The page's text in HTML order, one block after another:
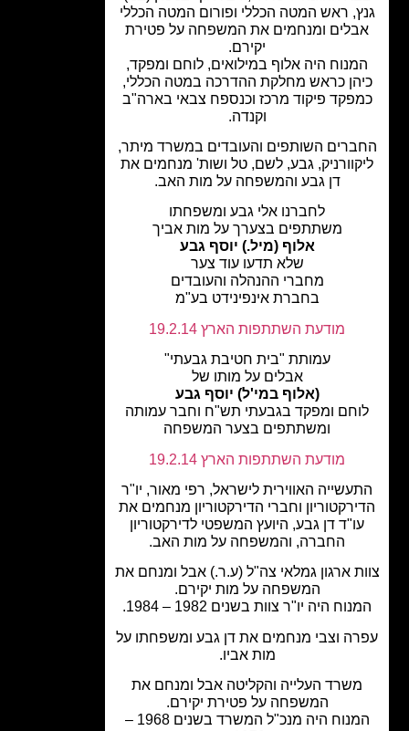
ראש המטה הכללי ופורום המטה הכללי
ומנחמים את המשפחה על פטירת
היה אלוף במילואים, לוחם ומפקד,
כראש מחלקת ההדרכה במטה הכללי,
פיקוד מרכז וכנספח צבאי בארה"ב
השותפים והעובדים במשרד מיתר,
גבע, לשם, טל ושות' מנחמים את
דן גבע והמשפחה על מות האב.
לחברנו אלי גבע ומשפחתו
משתתפים בצערך על מות אביך
אלוף (מיל.) יוסף גבע
שלא תדעו עוד צער
מחברי ההנהלה והעובדים
בחברת אינפינידט בע"מ
מודעת השתתפות הארץ 19.2.14
עמותת "בית חטיבת גבעתי"
אבלים על מותו של
(אלוף במי'ל) יוסף גבע
ומפקד בגבעתי תש"ח וחבר עמותה
ומשתתפים בצער המשפחה
מודעת השתתפות הארץ 19.2.14
האווירית לישראל, רפי מאור, יו"ר
וחברי הדירקטוריון מנחמים את
דן גבע, היועץ המשפטי לדירקטוריון
החברה, והמשפחה על מות האב.
ארגון גמלאי צה"ל (ע.ר.) אבל ומנחם את
המשפחה על מות יקירם.
היה יו"ר צוות בשנים 1982 – 1984.
וצבי מנחמים את דן גבע ומשפחתו על
מות אביו.
העלייה והקליטה אבל ומנחם את
המשפחה על פטירת יקירם.
המנוח היה מנכ"ל המשרד בשנים 1968 –